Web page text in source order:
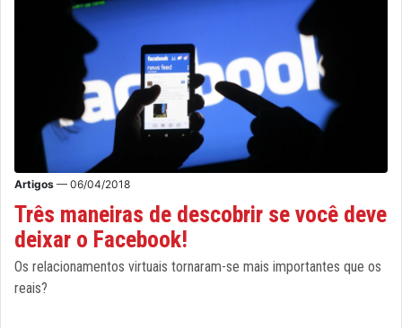
Artigos — 06/04/2018
Três maneiras de descobrir se você deve
deixar o Facebook!
Os relacionamentos virtuais tornaram-se mais importantes que os
reais?